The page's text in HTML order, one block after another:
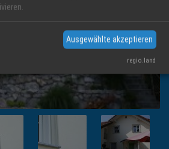
Ausgewählte akzeptieren
regio.land